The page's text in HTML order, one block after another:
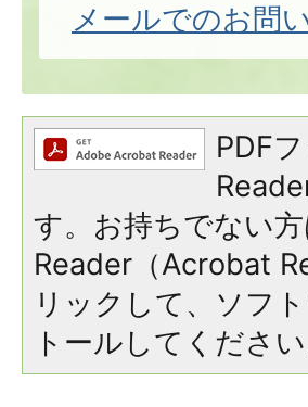
メールでのお問
PDF
す。お持ちでない
Reader（Acrobat
リックして、ソフ
トールしてください